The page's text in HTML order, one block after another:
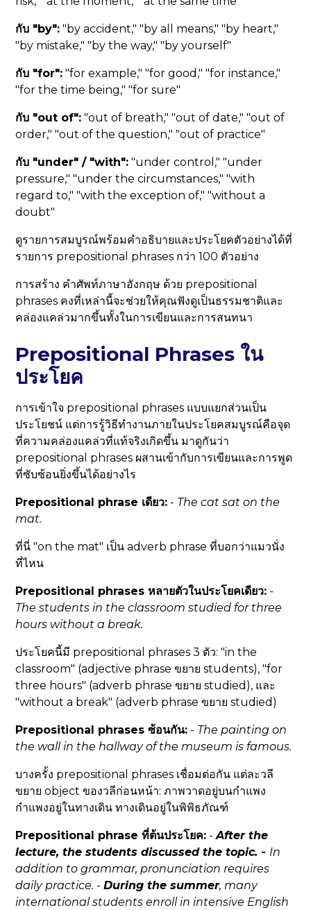
กับ "by": "by accident," "by all means," "by heart,"
"by mistake," "by the way," "by yourself"
กับ "for": "for example," "for good," "for instance,"
"for the time being," "for sure"
กับ "out of": "out of breath," "out of date," "out of
order," "out of the question," "out of practice"
กับ "under" / "with": "under control," "under
pressure," "under the circumstances," "with
regard to," "with the exception of," "without a
doubt"
ดูรายการสมบูรณ์พร้อมคำอธิบายและประโยคตัวอย่างได้ที่
รายการ prepositional phrases กว่า 100 ตัวอย่าง
การสร้าง คำศัพท์ภาษาอังกฤษ ด้วย prepositional
phrases คงที่เหล่านี้จะช่วยให้คุณฟังดูเป็นธรรมชาติและ
คล่องแคล่วมากขึ้นทั้งในการเขียนและการสนทนา
Prepositional Phrases ใน
ประโยค
การเข้าใจ prepositional phrases แบบแยกส่วนเป็น
ประโยชน์ แต่การรู้วิธีทำงานภายในประโยคสมบูรณ์คือจุด
ที่ความคล่องแคล่วที่แท้จริงเกิดขึ้น มาดูกันว่า
prepositional phrases ผสานเข้ากับการเขียนและการพูด
ที่ซับซ้อนยิ่งขึ้นได้อย่างไร
Prepositional phrase เดียว: - The cat saton the
mat.
ที่นี่ "on the mat" เป็น adverb phrase ที่บอกว่าแมวนั่ง
ที่ไหน
Prepositional phrases หลายตัวในประโยคเดียว: -
The studentsin the classroom studied for three
hours without a break.
ประโยคนี้มี prepositional phrases 3 ตัว: "in the
classroom" (adjective phrase ขยาย students), "for
three hours" (adverb phrase ขยาย studied), และ
"without a break" (adverb phrase ขยาย studied)
Prepositional phrases ซ้อนกัน: - The paintingon
the wall in the hallway of the museum is famous.
บางครั้ง prepositional phrases เชื่อมต่อกัน แต่ละวลี
ขยาย object ของวลีก่อนหน้า: ภาพวาดอยู่บนกำแพง
กำแพงอยู่ในทางเดิน ทางเดินอยู่ในพิพิธภัณฑ์
Prepositional phrase ที่ต้นประโยค: -After the
lecture, the students discussed the topic. - In
addition to grammar, pronunciation requires
daily practice. -During the summer, many
international students enroll in intensive English